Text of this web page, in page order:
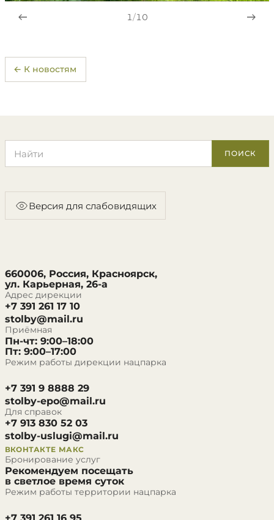
1/10
← К новостям
ПОИСК
Версия для слабовидящих
660006, Россия, Красноярск,
ул. Карьерная, 26-а
Адрес дирекции
+7 391 261 17 10
stolby@mail.ru
Приёмная
Пн-чт: 9:00–18:00
Пт: 9:00–17:00
Режим работы дирекции нацпарка
+7 391 9 8888 29
stolby-epo@mail.ru
Для справок
+7 913 830 52 03
stolby-uslugi@mail.ru
ВКОНТАКТЕ МАКС
Бронирование услуг
Рекомендуем посещать
в светлое время суток
Режим работы территории нацпарка